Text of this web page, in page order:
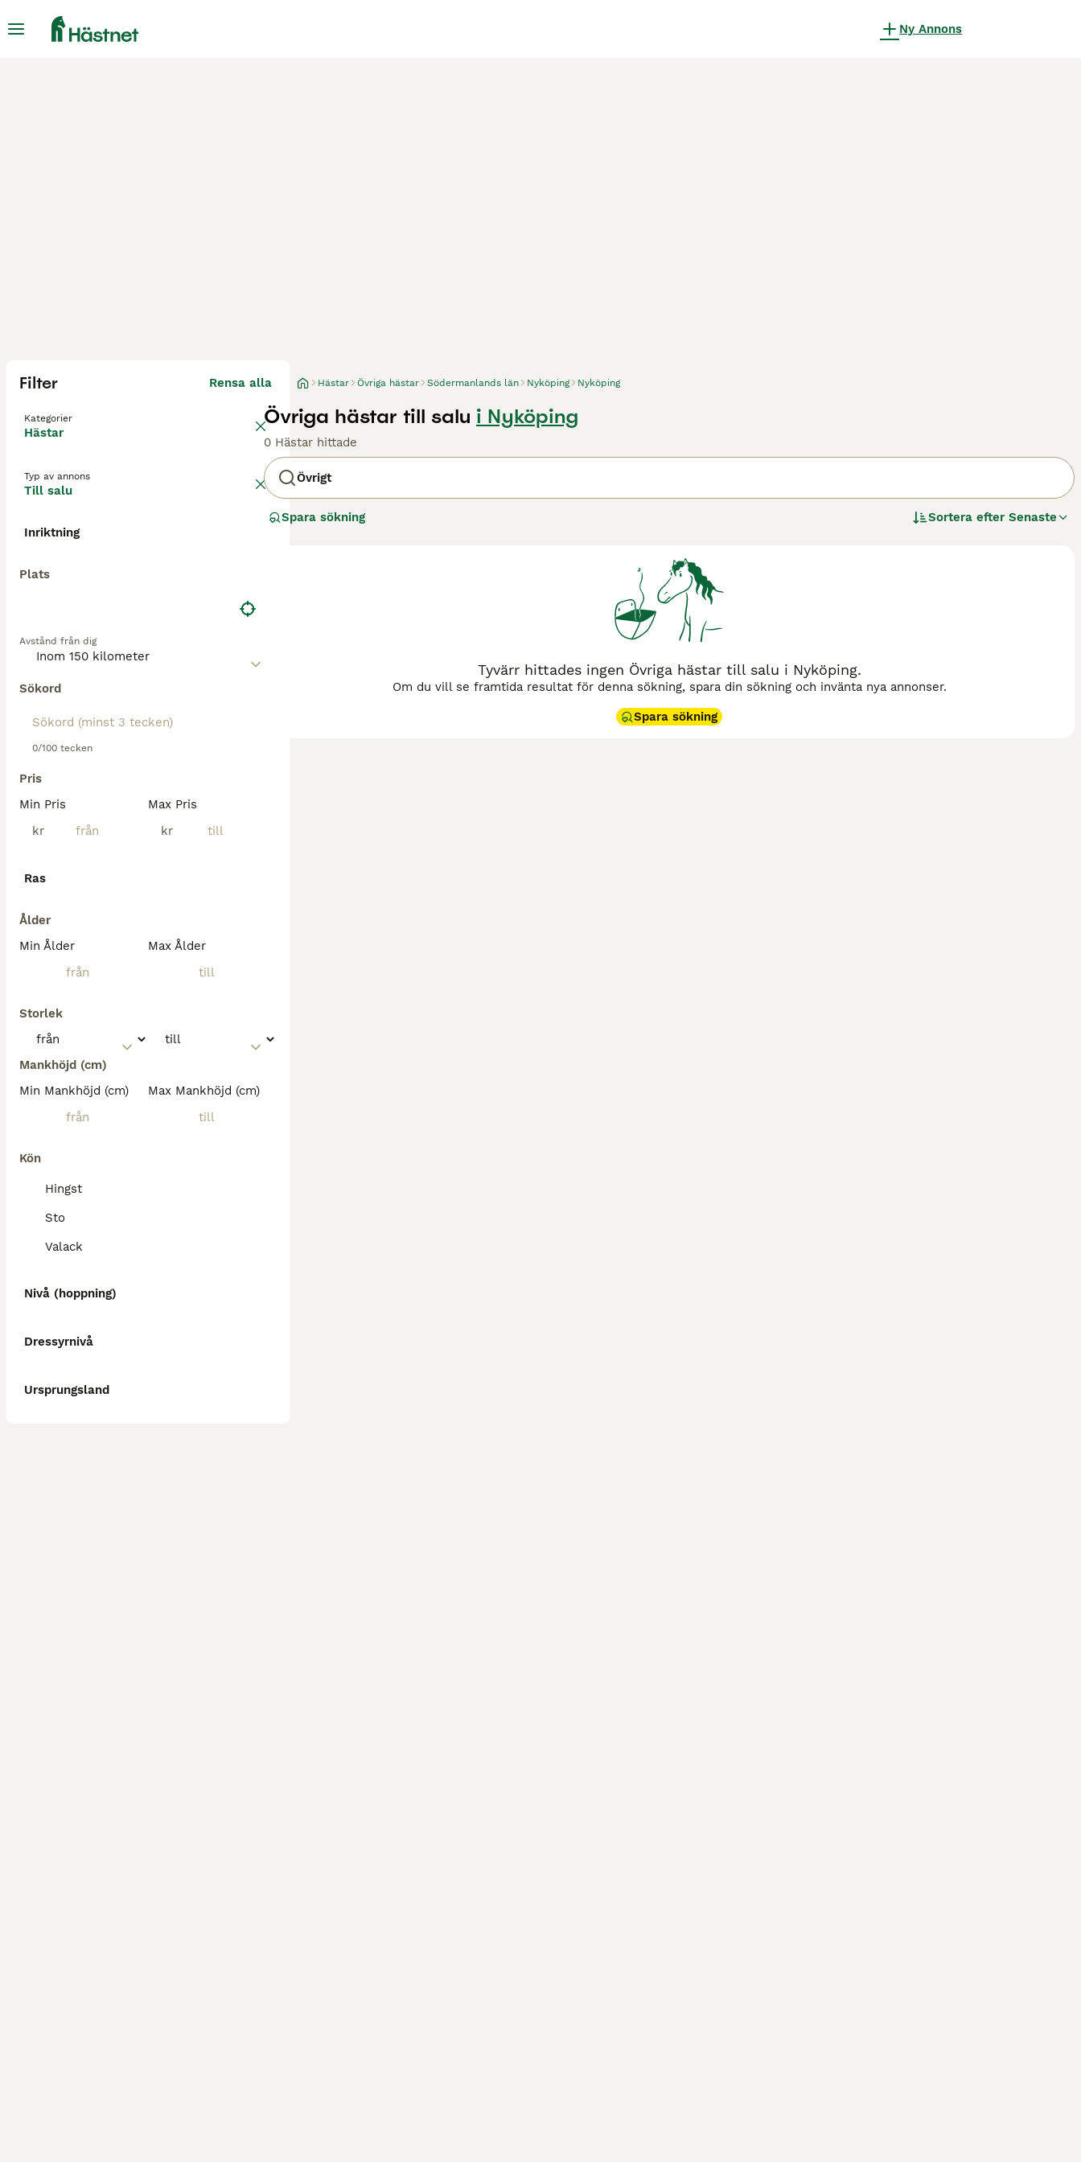
Ny Annons
Filter Rensa alla
Kategorier
Hästar
Typ av annons
Till salu
Inriktning
Plats
Avstånd från dig
Sökord
0/100 tecken
Pris
Min Pris
kr
Max Pris
kr
Ras
Ålder
Min Ålder
Max Ålder
Storlek
Mankhöjd (cm)
Min Mankhöjd (cm)
Max Mankhöjd (cm)
Kön
Hingst
Sto
Valack
Nivå (hoppning)
Dressyrnivå
Ursprungsland
Hästar Övriga hästar Södermanlands län Nyköping Nyköping
Övriga hästar till salu i Nyköping
0 Hästar hittade
Övrigt
Spara sökning Sortera efter Senaste
Tyvärr hittades ingen Övriga hästar till salu i Nyköping.
Om du vill se framtida resultat för denna sökning, spara din sökning och invänta nya annonser.
Spara sökning